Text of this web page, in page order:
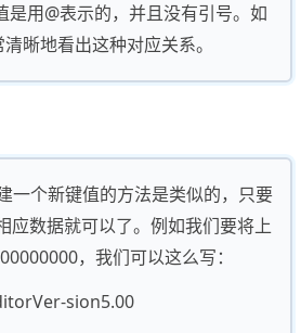
是用@表示的，并且没有引号。如
晰地看出这种对应关系。
一个新键值的方法是类似的，只要
应数据就可以了。例如我们要将上
，我们可以这么写：
sion5.00